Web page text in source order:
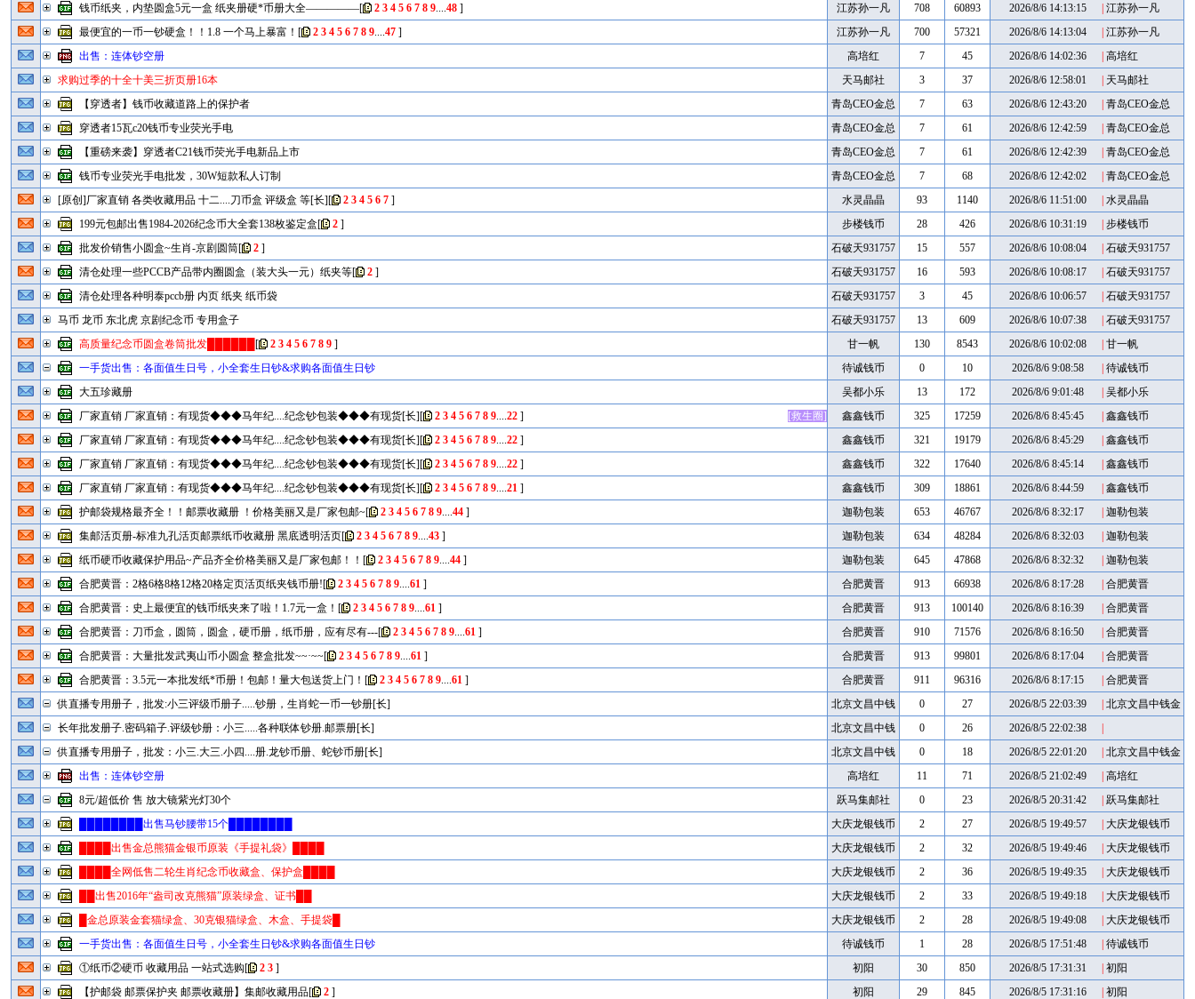
江苏孙一凡
708 60893 2026/8/6 14:13:15 江苏孙一凡
钱币纸夹，内垫圆盒5元一盒 纸夹册硬*币册大全—————[ 2 3 4 5 6 7 8 9....48 ]
江苏孙一凡
700 57321 2026/8/6 14:13:04 江苏孙一凡
最便宜的一币一钞硬盒！！1.8 一个马上暴富！ [ 2 3 4 5 6 7 8 9....47 ]
高培红
7 45 2026/8/6 14:02:36 高培红
出售：连体钞空册
天马邮社
3 37 2026/8/6 12:58:01 天马邮社
求购过季的十全十美三折页册16本
青岛CEO金总
7 63 2026/8/6 12:43:20 青岛CEO金总
【穿透者】钱币收藏道路上的保护者
青岛CEO金总
7 61 2026/8/6 12:42:59 青岛CEO金总
穿透者15瓦c20钱币专业荧光手电
青岛CEO金总
7 61 2026/8/6 12:42:39 青岛CEO金总
【重磅来袭】穿透者C21钱币荧光手电新品上市
青岛CEO金总
7 68 2026/8/6 12:42:02 青岛CEO金总
钱币专业荧光手电批发，30W短款私人订制
水灵晶晶
93 1140 2026/8/6 11:51:00 水灵晶晶
[原创]厂家直销 各类收藏用品 十二....刀币盒 评级盒 等[长][ 2 3 4 5 6 7 ]
步楼钱币
28 426 2026/8/6 10:31:19 步楼钱币
199元包邮出售1984-2026纪念币大全套138枚鉴定盒[ 2 ]
石破天931757
15 557 2026/8/6 10:08:04 石破天931757
批发价销售小圆盒~生肖-京剧圆筒[ 2 ]
石破天931757
16 593 2026/8/6 10:08:17 石破天931757
清仓处理一些PCCB产品带内圈圆盒（装大头一元）纸夹等[ 2 ]
石破天931757
3 45 2026/8/6 10:06:57 石破天931757
清仓处理各种明泰pccb册 内页 纸夹 纸币袋
石破天931757
13 609 2026/8/6 10:07:38 石破天931757
马币 龙币 东北虎 京剧纪念币 专用盒子
甘一帆
130 8543 2026/8/6 10:02:08 甘一帆
高质量纪念币圆盒卷筒批发██████ [ 2 3 4 5 6 7 8 9 ]
待诚钱币
0 10 2026/8/6 9:08:58 待诚钱币
一手货出售：各面值生日号，小全套生日钞&求购各面值生日钞
吴都小乐
13 172 2026/8/6 9:01:48 吴都小乐
大五珍藏册
鑫鑫钱币
325 17259 2026/8/6 8:45:45 鑫鑫钱币
[救生圈]
厂家直销 厂家直销：有现货◆◆◆马年纪....纪念钞包装◆◆◆有现货[长][ 2 3 4 5 6 7 8 9....22 ]
鑫鑫钱币
321 19179 2026/8/6 8:45:29 鑫鑫钱币
厂家直销 厂家直销：有现货◆◆◆马年纪....纪念钞包装◆◆◆有现货[长][ 2 3 4 5 6 7 8 9....22 ]
鑫鑫钱币
322 17640 2026/8/6 8:45:14 鑫鑫钱币
厂家直销 厂家直销：有现货◆◆◆马年纪....纪念钞包装◆◆◆有现货[长][ 2 3 4 5 6 7 8 9....22 ]
鑫鑫钱币
309 18861 2026/8/6 8:44:59 鑫鑫钱币
厂家直销 厂家直销：有现货◆◆◆马年纪....纪念钞包装◆◆◆有现货[长][ 2 3 4 5 6 7 8 9....21 ]
迦勒包装
653 46767 2026/8/6 8:32:17 迦勒包装
护邮袋规格最齐全！！邮票收藏册 ！价格美丽又是厂家包邮~[ 2 3 4 5 6 7 8 9....44 ]
迦勒包装
634 48284 2026/8/6 8:32:03 迦勒包装
集邮活页册-标准九孔活页邮票纸币收藏册 黑底透明活页[ 2 3 4 5 6 7 8 9....43 ]
迦勒包装
645 47868 2026/8/6 8:32:32 迦勒包装
纸币硬币收藏保护用品~产品齐全价格美丽又是厂家包邮！！ [ 2 3 4 5 6 7 8 9....44 ]
合肥黄晋
913 66938 2026/8/6 8:17:28 合肥黄晋
合肥黄晋：2格6格8格12格20格定页活页纸夹钱币册![ 2 3 4 5 6 7 8 9....61 ]
合肥黄晋
913 100140 2026/8/6 8:16:39 合肥黄晋
合肥黄晋：史上最便宜的钱币纸夹来了啦！1.7元一盒！ [ 2 3 4 5 6 7 8 9....61 ]
合肥黄晋
910 71576 2026/8/6 8:16:50 合肥黄晋
合肥黄晋：刀币盒，圆筒，圆盒，硬币册，纸币册，应有尽有---[ 2 3 4 5 6 7 8 9....61 ]
合肥黄晋
913 99801 2026/8/6 8:17:04 合肥黄晋
合肥黄晋：大量批发武夷山币小圆盒 整盒批发~~·~~[ 2 3 4 5 6 7 8 9....61 ]
合肥黄晋
911 96316 2026/8/6 8:17:15 合肥黄晋
合肥黄晋：3.5元一本批发纸*币册！包邮！量大包送货上门！ [ 2 3 4 5 6 7 8 9....61 ]
北京文昌中钱
金币
0 27 2026/8/5 22:03:39
北京文昌中钱金
币
供直播专用册子，批发:小三评级币册子.....钞册，生肖蛇一币一钞册[长]
北京文昌中钱
金币
0 26 2026/8/5 22:02:38
长年批发册子.密码箱子.评级钞册：小三.....各种联体钞册.邮票册[长]
北京文昌中钱
金币
0 18 2026/8/5 22:01:20
北京文昌中钱金
供直播专用册子，批发：小三.大三.小四....册.龙钞币册、蛇钞币册[长]
高培红
11 71 2026/8/5 21:02:49 高培红
出售：连体钞空册
跃马集邮社
0 23 2026/8/5 20:31:42 跃马集邮社
8元/超低价 售 放大镜紫光灯30个
大庆龙银钱币
2 27 2026/8/5 19:49:57 大庆龙银钱币
████████出售马钞腰带15个████████
大庆龙银钱币
2 32 2026/8/5 19:49:46 大庆龙银钱币
████出售金总熊猫金银币原装《手提礼袋》████
大庆龙银钱币
2 36 2026/8/5 19:49:35 大庆龙银钱币
████全网低售二轮生肖纪念币收藏盒、保护盒████
大庆龙银钱币
2 33 2026/8/5 19:49:18 大庆龙银钱币
██出售2016年“盎司改克熊猫”原装绿盒、证书██
大庆龙银钱币
2 28 2026/8/5 19:49:08 大庆龙银钱币
█金总原装金套猫绿盒、30克银猫绿盒、木盒、手提袋█
待诚钱币
1 28 2026/8/5 17:51:48 待诚钱币
一手货出售：各面值生日号，小全套生日钞&求购各面值生日钞
初阳
30 850 2026/8/5 17:31:31 初阳
①纸币②硬币 收藏用品 一站式选购[ 2 3 ]
初阳
29 845 2026/8/5 17:31:16 初阳
【护邮袋 邮票保护夹 邮票收藏册】集邮收藏用品[ 2 ]